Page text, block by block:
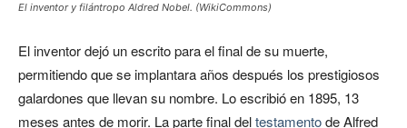
El inventor y filántropo Aldred Nobel. (WikiCommons)
El inventor dejó un escrito para el final de su muerte,
permitiendo que se implantara años después los prestigiosos
galardones que llevan su nombre. Lo escribió en 1895, 13
meses antes de morir. La parte final deltestamentode Alfred